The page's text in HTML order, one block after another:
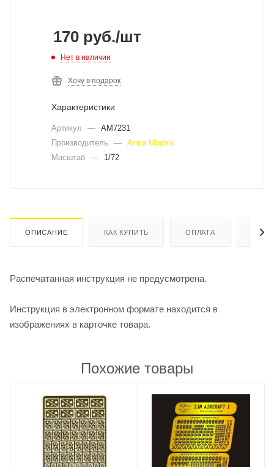
170 руб./шт
Нет в наличии
Хочу в подарок
Характеристики
Артикул — AM7231
Производитель
— Arma Models
Масштаб — 1/72
ОПИСАНИЕ КАК КУПИТЬ ОПЛАТА
Распечатанная инструкция не предусмотрена.
Инструкция в электронном формате находится в
изображениях в карточке товара.
Похожие товары